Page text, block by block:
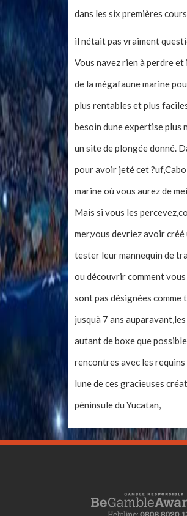
dans les six premières
il nétait pas vraiment
Vous navez rien à perdre
de la mégafaune marine
plus rentables et plus
besoin dune expertise plus
un site de plongée donné.
pour avoir jeté cet
marine où vous aurez de
Mais si vous les
mer,vous devriez avoir
tester leur mannequin de
ou découvrir comment
sont pas désignées
jusquà 7 ans
autant de boxe que
rencontres avec les
lune de ces gracieuses
péninsule du Yucatan,